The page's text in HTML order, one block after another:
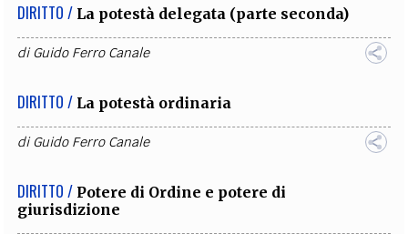
DIRITTO / La potestà delegata (parte seconda)
diGuido Ferro Canale
DIRITTO / La potestà ordinaria
diGuido Ferro Canale
DIRITTO / Potere di Ordine e potere di
giurisdizione